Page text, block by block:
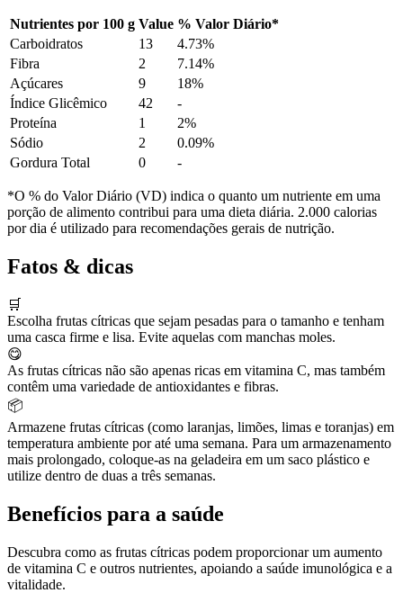
Nutrientes por 100 g Value % Valor Diário*
Carboidratos
13
4.73%
Fibra
2
7.14%
Açúcares
9
18%
Índice Glicêmico
42
-
Proteína
1
2%
Sódio
2
0.09%
Gordura Total
0 -
*O % do Valor Diário (VD) indica o quanto um nutriente em uma
porção de alimento contribui para uma dieta diária. 2.000 calorias
por dia é utilizado para recomendações gerais de nutrição.
Fatos & dicas
🛒
Escolha frutas cítricas que sejam pesadas para o tamanho e tenham
uma casca firme e lisa. Evite aquelas com manchas moles.
😋
As frutas cítricas não são apenas ricas em vitamina C, mas também
contêm uma variedade de antioxidantes e fibras.
📦
Armazene frutas cítricas (como laranjas, limões, limas e toranjas) em
temperatura ambiente por até uma semana. Para um armazenamento
mais prolongado, coloque-as na geladeira em um saco plástico e
utilize dentro de duas a três semanas.
Benefícios para a saúde
Descubra como as frutas cítricas podem proporcionar um aumento
de vitamina C e outros nutrientes, apoiando a saúde imunológica e a
vitalidade.